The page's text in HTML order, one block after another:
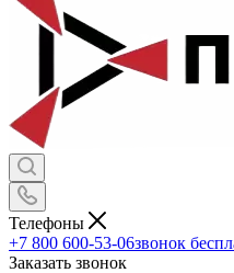
Телефоны
+7 800 600-53-06звонок
Заказать звонок